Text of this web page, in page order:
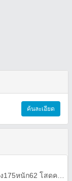
ค้นละเอียด